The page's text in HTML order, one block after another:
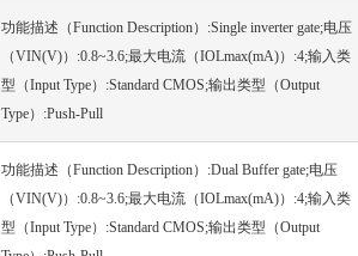
功能描述（Function Description）:Single inverter gate;电压
（VIN(V)）:0.8~3.6;最大电流（IOLmax(mA)）:4;输入类
型（Input Type）:Standard CMOS;输出类型（Output
Type）:Push-Pull
功能描述（Function Description）:Dual Buffer gate;电压
（VIN(V)）:0.8~3.6;最大电流（IOLmax(mA)）:4;输入类
型（Input Type）:Standard CMOS;输出类型（Output